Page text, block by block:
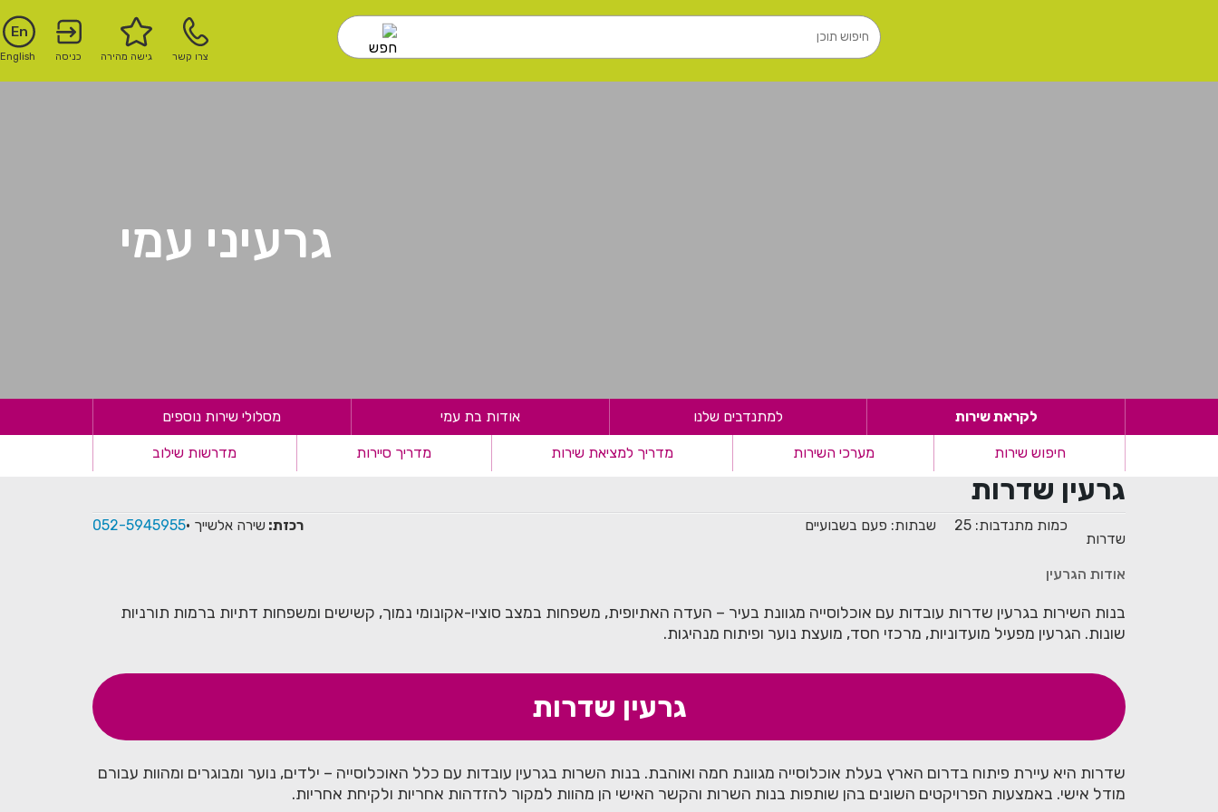
צרו קשר גישה מהירה כניסה
En
English
גרעיני עמי
לקראת שירות
חיפוש שירות מערכי השירות מדריך למציאת שירות מדריך סיירות מדרשות שילוב
למתנדבים שלנו אודות בת עמי מסלולי שירות נוספים
לקראת שירות>גרעיני עמי
גרעין שדרות
שדרות
כמות מתנדבות: 25 שבתות: פעם בשבועיים רכזת: שירה אלשייך ·052-5945955⁩
אודות הגרעין
בנות השירות בגרעין שדרות עובדות עם אוכלוסייה מגוונת בעיר – העדה האתיופית, משפחות במצב סוציו-אקונומי נמוך, קשישים ומשפחות דתיות ברמות תורניות
שונות. הגרעין מפעיל מועדוניות, מרכזי חסד, מועצת נוער ופיתוח מנהיגות.
גרעין שדרות
שדרות היא עיירת פיתוח בדרום הארץ בעלת אוכלוסייה מגוונת חמה ואוהבת. בנות השרות בגרעין עובדות עם כלל האוכלוסייה – ילדים, נוער ומבוגרים ומהוות עבורם
מודל אישי. באמצעות הפרויקטים השונים בהן שותפות בנות השרות והקשר האישי הן מהוות למקור להזדהות אחריות ולקיחת אחריות.